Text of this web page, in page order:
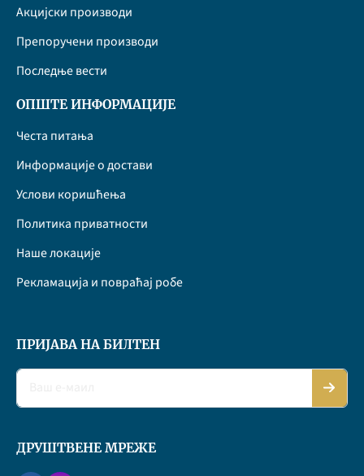
Акцијски производи
Препоручени производи
Последње вести
ОПШТЕ ИНФОРМАЦИЈЕ
Честа питања
Информације о достави
Услови коришћења
Политика приватности
Наше локације
Рекламација и повраћај робе
ПРИЈАВА НА БИЛТЕН
ДРУШТВЕНЕ МРЕЖЕ